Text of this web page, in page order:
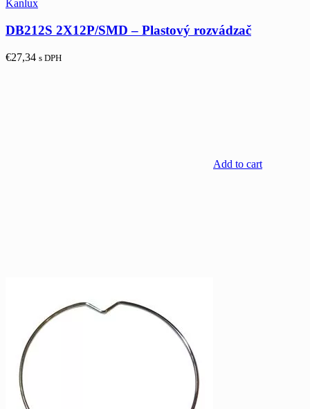
Kanlux
DB212S 2X12P/SMD – Plastový rozvádzač
€27,34 s DPH
Add to cart